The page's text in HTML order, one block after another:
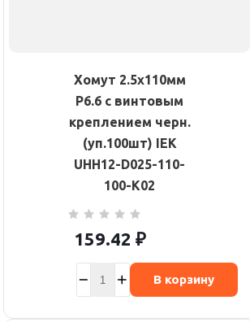
Хомут 2.5х110мм
P6.6 с винтовым
креплением черн.
(уп.100шт) IEK
UHH12-D025-110-
100-K02
159.42 ₽
В корзину